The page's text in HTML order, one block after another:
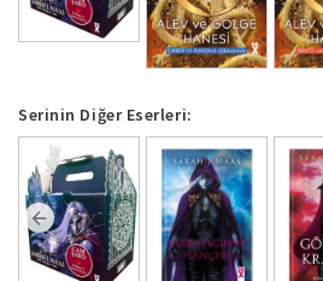
Serinin Diğer Eserleri: